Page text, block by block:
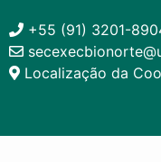
+55 (91) 3201-
Localização da